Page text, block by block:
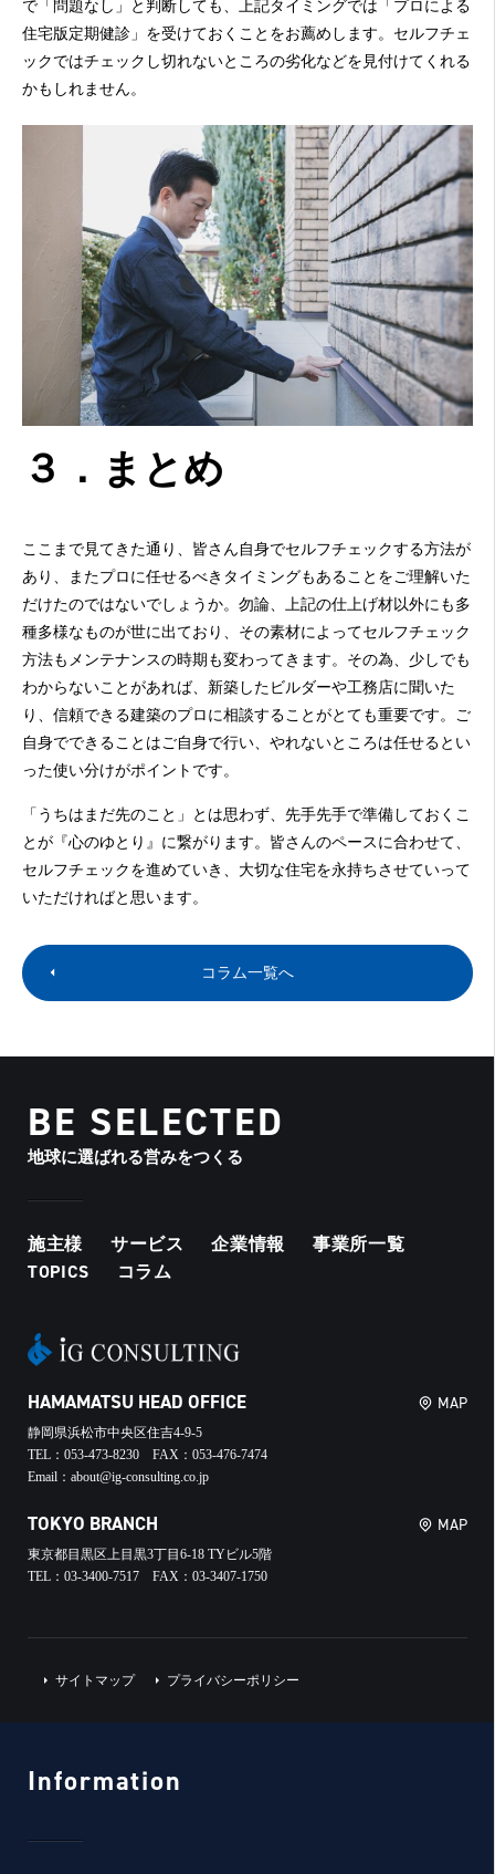
で「問題なし」と判断しても、上記タイミングでは「プロによる
住宅版定期健診」を受けておくことをお薦めします。セルフチェ
ックではチェックし切れないところの劣化などを見付けてくれる
かもしれません。
３．まとめ
ここまで見てきた通り、皆さん自身でセルフチェックする方法が
あり、またプロに任せるべきタイミングもあることをご理解いた
だけたのではないでしょうか。勿論、上記の仕上げ材以外にも多
種多様なものが世に出ており、その素材によってセルフチェック
方法もメンテナンスの時期も変わってきます。その為、少しでも
わからないことがあれば、新築したビルダーや工務店に聞いた
り、信頼できる建築のプロに相談することがとても重要です。ご
自身でできることはご自身で行い、やれないところは任せるとい
った使い分けがポイントです。
「うちはまだ先のこと」とは思わず、先手先手で準備しておくこ
とが『心のゆとり』に繋がります。皆さんのペースに合わせて、
セルフチェックを進めていき、大切な住宅を永持ちさせていって
いただければと思います。
コラム一覧へ
BE SELECTED
地球に選ばれる営みをつくる
施主様 サービス 企業情報
事業所一覧
TOPICS
コラム
HAMAMATSU HEAD OFFICE
静岡県浜松市中央区住吉4-9-5
TEL：053-473-8230 FAX：053-476-7474
Email：about@ig-consulting.co.jp
MAP
TOKYO BRANCH
東京都目黒区上目黒3丁目6-18 TYビル5階
TEL：03-3400-7517 FAX：03-3407-1750
MAP
サイトマップ プライバシーポリシー
Information